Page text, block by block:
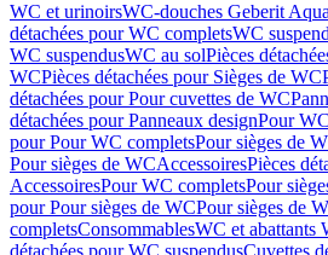
WC et urinoirsWC-douches Geberit
détachées pour WC completsWC
WC suspendusWC au solPièces
WCPièces détachées pour Sièges de WC
détachées pour Pour cuvettes de WC
détachées pour Panneaux designPour
pour Pour WC completsPour sièges de
Pour sièges de WCAccessoiresPièces
AccessoiresPour WC completsPour
pour Pour sièges de WCPour sièges de
completsConsommablesWC et abattants
détachées pour WC suspendusCuvettes